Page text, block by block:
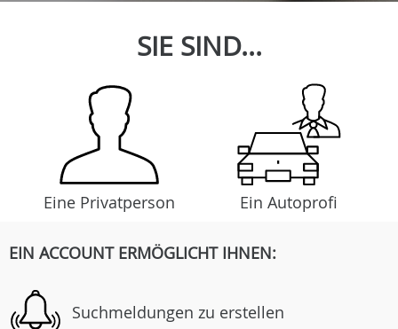
SIE SIND...
Eine Privatperson Ein Autoprofi
EIN ACCOUNT ERMÖGLICHT IHNEN:
Suchmeldungen zu erstellen